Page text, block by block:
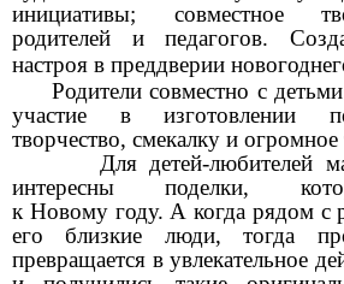
инициативы; совместное
родителей и педагогов.
настроя в преддверии
Родители совместно с детьми
участие в изготовлении
творчество, смекалку и
Для детей-любителей
интересны поделки,
к Новому году. А когда рядом с
его близкие люди, тогда
превращается в увлекательное